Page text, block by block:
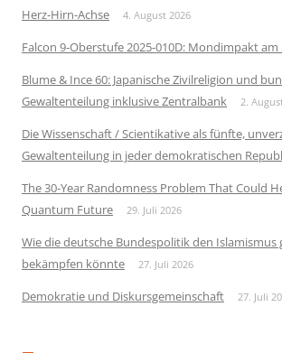
Herz-Hirn-Achse 4. August 2026
Falcon 9-Oberstufe 2025-010D: Mondimpakt am
Blume & Ince 60: Japanische Zivilreligion und
Gewaltenteilung inklusive Zentralbank
2.
Die Wissenschaft / Scientikative als fünfte,
Gewaltenteilung in jeder demokratischen
The 30-Year Randomness Problem That Could
Quantum Future
29. Juli 2026
Wie die deutsche Bundespolitik den Islamismus
bekämpfen könnte
27. Juli 2026
Demokratie und Diskursgemeinschaft 27. Juli